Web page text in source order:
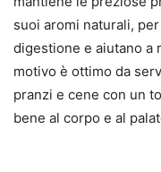
suoi aromi naturali,
digestione e aiutano a
motivo è ottimo da
pranzi e cene con un
bene al corpo e al